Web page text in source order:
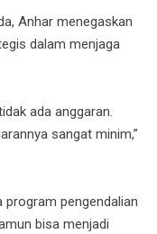
Anhar menegaskan
dalam menjaga
ada anggaran.
sangat minim,”
program pengendalian
bisa menjadi